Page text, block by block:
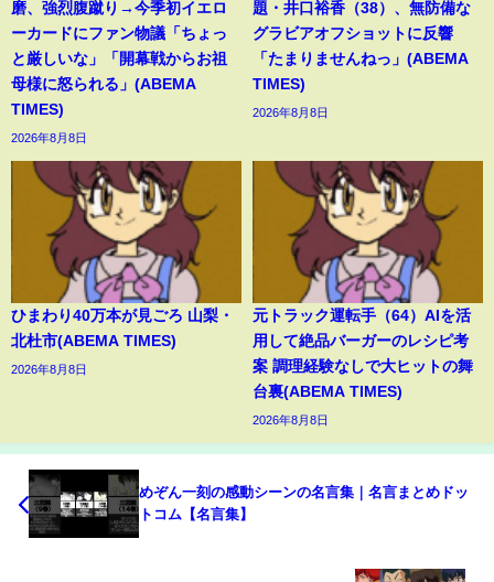
磨、強烈腹蹴り→今季初イエロ
ーカードにファン物議「ちょっ
と厳しいな」「開幕戦からお祖
母様に怒られる」(ABEMA
TIMES)
2026年8月8日
題・井口裕香（38）、無防備な
グラビアオフショットに反響
「たまりませんねっ」(ABEMA
TIMES)
2026年8月8日
ひまわり40万本が見ごろ 山梨・
北杜市(ABEMA TIMES)
2026年8月8日
元トラック運転手（64）AIを活
用して絶品バーガーのレシピ考
案 調理経験なしで大ヒットの舞
台裏(ABEMA TIMES)
2026年8月8日
めぞん一刻の感動シーンの名言集｜名言まとめドッ
トコム【名言集】